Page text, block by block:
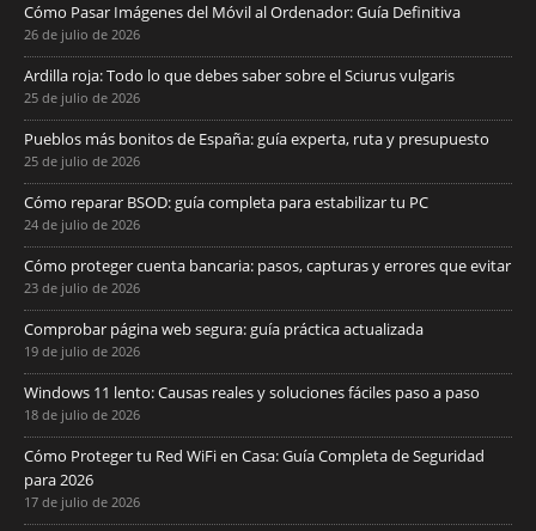
Cómo Pasar Imágenes del Móvil al Ordenador: Guía Definitiva
26 de julio de 2026
Ardilla roja: Todo lo que debes saber sobre el Sciurus vulgaris
25 de julio de 2026
Pueblos más bonitos de España: guía experta, ruta y presupuesto
25 de julio de 2026
Cómo reparar BSOD: guía completa para estabilizar tu PC
24 de julio de 2026
Cómo proteger cuenta bancaria: pasos, capturas y errores que evitar
23 de julio de 2026
Comprobar página web segura: guía práctica actualizada
19 de julio de 2026
Windows 11 lento: Causas reales y soluciones fáciles paso a paso
18 de julio de 2026
Cómo Proteger tu Red WiFi en Casa: Guía Completa de Seguridad
para 2026
17 de julio de 2026